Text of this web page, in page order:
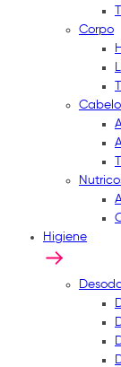
Corpo
Cabelo
Higiene